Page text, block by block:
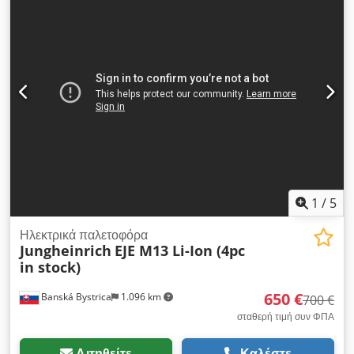
1 / 5
Banská Bystrica 1.096 km
Ηλεκτρικά παλετοφόρα
Jungheinrich EJE M13 Li-Ion (4pc
in stock)
650 €700 €
σταθερή τιμή συν ΦΠΑ